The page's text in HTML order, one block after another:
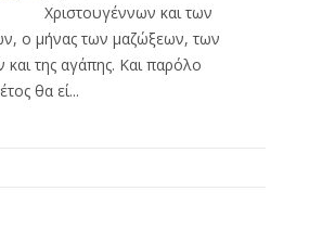
Χριστουγέννων και των
ο μήνας των μαζώξεων, των
της αγάπης. Και παρόλο
θα εί...